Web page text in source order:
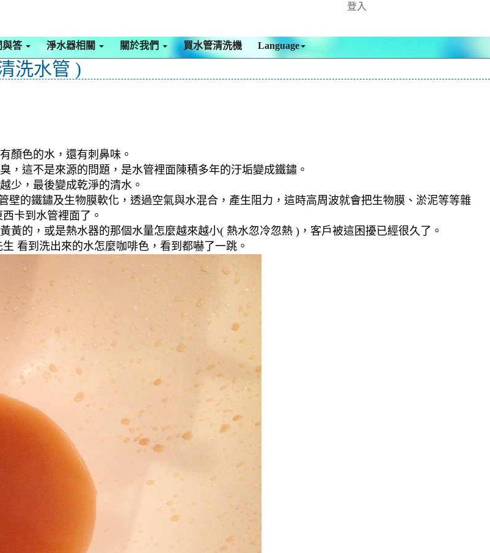
登入
與答 淨水器相關 關於我們 買水管清洗機 Language
洗水管 )
顏色的水，還有刺鼻味。
這不是來源的問題，是水管裡面陳積多年的汙垢變成鐵鏽。
少，最後變成乾淨的清水。
的鐵鏽及生物膜軟化，透過空氣與水混合，產生阻力，這時高周波就會把生物膜、淤泥等等雜
卡到水管裡面了。
的，或是熱水器的那個水量怎麼越來越小( 熱水忽冷忽熱 )，客戶被這困擾已經很久了。
看到洗出來的水怎麼咖啡色，看到都嚇了一跳。